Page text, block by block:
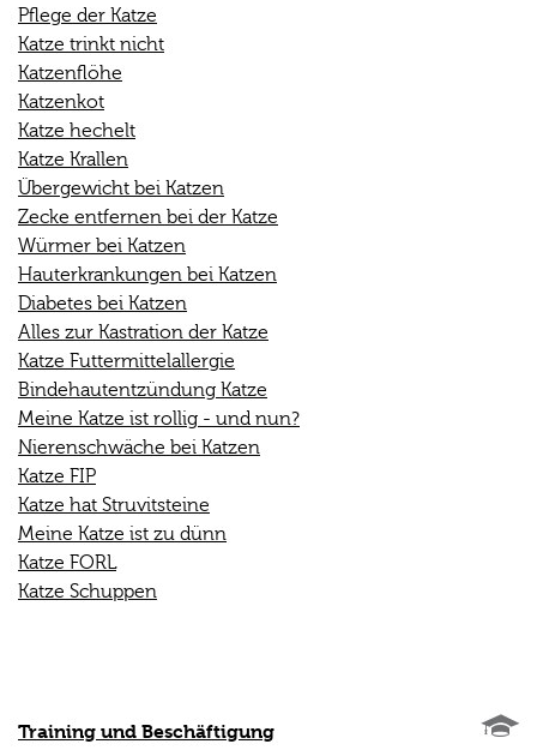
Pflege der Katze
Katze trinkt nicht
Katzenflöhe
Katzenkot
Katze hechelt
Katze Krallen
Übergewicht bei Katzen
Zecke entfernen bei der Katze
Würmer bei Katzen
Hauterkrankungen bei Katzen
Diabetes bei Katzen
Alles zur Kastration der Katze
Katze Futtermittelallergie
Bindehautentzündung Katze
Meine Katze ist rollig - und nun?
Nierenschwäche bei Katzen
Katze FIP
Katze hat Struvitsteine
Meine Katze ist zu dünn
Katze FORL
Katze Schuppen
Training und Beschäftigung